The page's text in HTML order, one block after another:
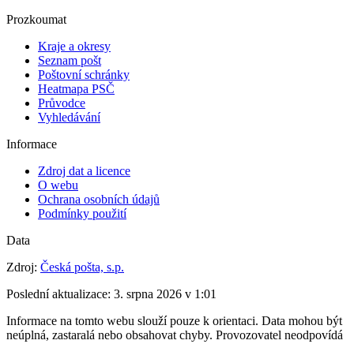
Prozkoumat
Kraje a okresy
Seznam pošt
Poštovní schránky
Heatmapa PSČ
Průvodce
Vyhledávání
Informace
Zdroj dat a licence
O webu
Ochrana osobních údajů
Podmínky použití
Data
Zdroj: Česká pošta, s.p.
Poslední aktualizace: 3. srpna 2026 v 1:01
Informace na tomto webu slouží pouze k orientaci. Data mohou být
neúplná, zastaralá nebo obsahovat chyby. Provozovatel neodpovídá